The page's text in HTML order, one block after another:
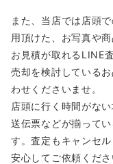
また、当店では店頭
用頂けた、お写真や
お見積が取れるLINE
売却を検討している
わせくださいませ。
店頭に行く時間がな
送伝票などが揃って
す。査定もキャンセ
安心してご依頼くださ